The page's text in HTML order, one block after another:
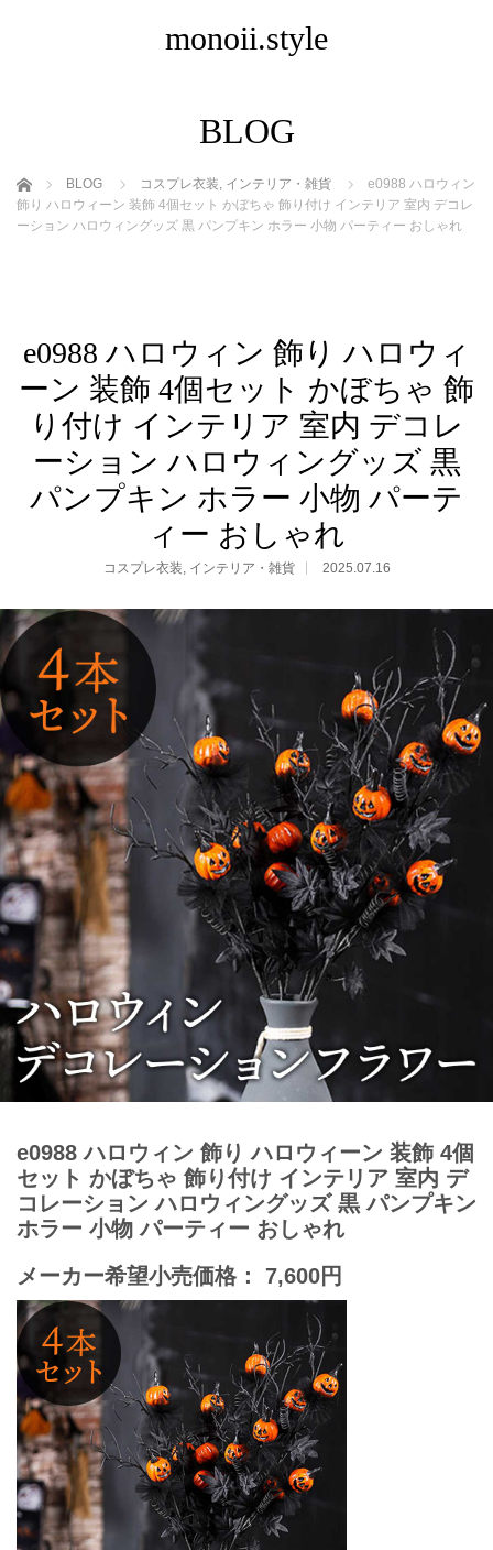
monoii.style
BLOG
ホーム BLOG コスプレ衣装, インテリア・雑貨
e0988 ハロウィン
飾り ハロウィーン 装飾 4個セット かぼちゃ 飾り付け インテリア 室内 デコレ
ーション ハロウィングッズ 黒 パンプキン ホラー 小物 パーティー おしゃれ
e0988 ハロウィン 飾り ハロウィ
ーン 装飾 4個セット かぼちゃ 飾
り付け インテリア 室内 デコレ
ーション ハロウィングッズ 黒
パンプキン ホラー 小物 パーテ
ィー おしゃれ
コスプレ衣装, インテリア・雑貨 2025.07.16
e0988 ハロウィン 飾り ハロウィーン 装飾 4個
セット かぼちゃ 飾り付け インテリア 室内 デ
コレーション ハロウィングッズ 黒 パンプキン
ホラー 小物 パーティー おしゃれ
メーカー希望小売価格： 7,600円